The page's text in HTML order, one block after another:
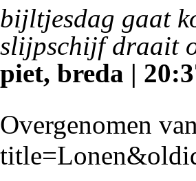
bijltjesdag gaat
slijpschijf draait
piet, breda |
Overgenomen